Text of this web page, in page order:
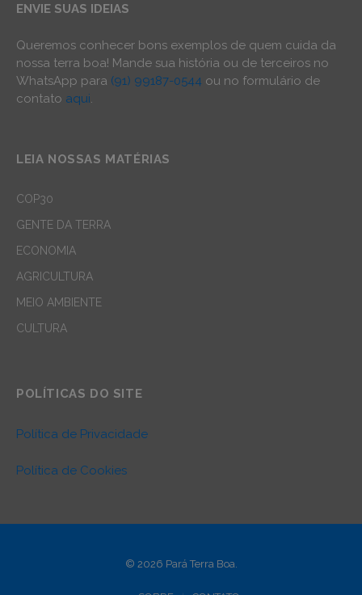
ENVIE SUAS IDEIAS
Queremos conhecer bons exemplos de quem cuida da
nossa terra boa! Mande sua história ou de terceiros no
WhatsApp para (91) 99187-0544 ou no formulário de
contato aqui.
LEIA NOSSAS MATÉRIAS
COP30
GENTE DA TERRA
ECONOMIA
AGRICULTURA
MEIO AMBIENTE
CULTURA
POLÍTICAS DO SITE
Política de Privacidade
Política de Cookies
© 2026 Pará Terra Boa.